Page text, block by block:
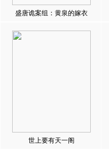
盛唐诡案组：黄泉的嫁衣
世上要有天一阁